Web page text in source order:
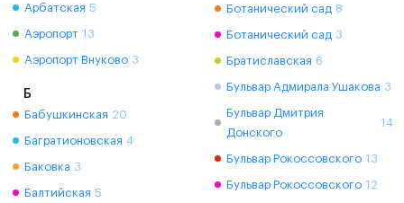
Арбатская 5
Аэропорт 13
Аэропорт Внуково 3
Б
Бабушкинская 20
Багратионовская 4
Баковка 3
Балтийская 5
Ботанический сад 8
Ботанический сад 3
Братиславская 6
Бульвар Адмирала Ушакова 3
Бульвар Дмитрия
Донского
14
Бульвар Рокоссовского 13
Бульвар Рокоссовского 12